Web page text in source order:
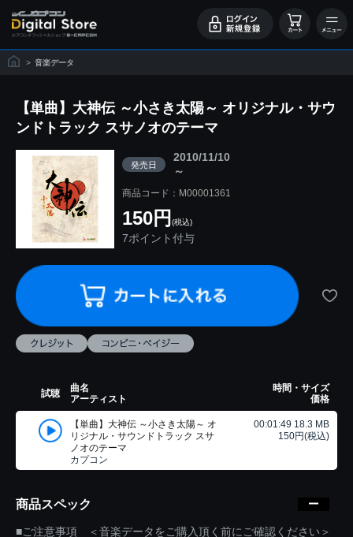
> 音楽データ
【単曲】大神伝 ～小さき太陽～ オリジナル・サウ
ンドトラック スサノオのテーマ
発売日
2010/11/10
～
商品コード：M00001361
150円 (税込)
7ポイント付与
試聴
曲名
アーティスト
時間・サイズ
価格
【単曲】大神伝 ～小さき太陽～ オ
リジナル・サウンドトラック スサ
ノオのテーマ
カプコン
00:01:49 18.3 MB
150円(税込)
商品スペック
■ご注意事項 ＜音楽データをご購入頂く前にご確認ください＞